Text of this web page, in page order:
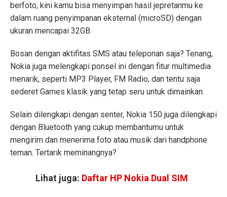
berfoto, kini kamu bisa menyimpan hasil jepretanmu ke
dalam ruang penyimpanan eksternal (microSD) dengan
ukuran mencapai 32GB.
Bosan dengan aktifitas SMS atau teleponan saja? Tenang,
Nokia juga melengkapi ponsel ini dengan fitur multimedia
menarik, seperti MP3 Player, FM Radio, dan tentu saja
sederet Games klasik yang tetap seru untuk dimainkan.
Selain dilengkapi dengan senter, Nokia 150 juga dilengkapi
dengan Bluetooth yang cukup membantumu untuk
mengirim dan menerima foto atau musik dari handphone
teman. Tertarik meminangnya?
Lihat juga: Daftar HP Nokia Dual SIM